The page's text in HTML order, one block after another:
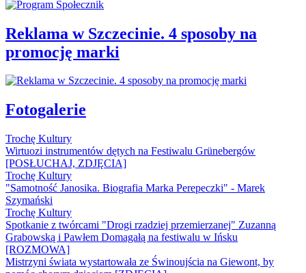
Reklama w Szczecinie. 4 sposoby na
promocję marki
Fotogalerie
Trochę Kultury
Wirtuozi instrumentów dętych na Festiwalu Grünebergów
[POSŁUCHAJ, ZDJĘCIA]
Trochę Kultury
"Samotność Janosika. Biografia Marka Perepeczki" - Marek
Szymański
Trochę Kultury
Spotkanie z twórcami "Drogi rzadziej przemierzanej" Zuzanną
Grabowską i Pawłem Domagałą na festiwalu w Ińsku
[ROZMOWA]
Mistrzyni świata wystartowała ze Świnoujścia na Giewont, by